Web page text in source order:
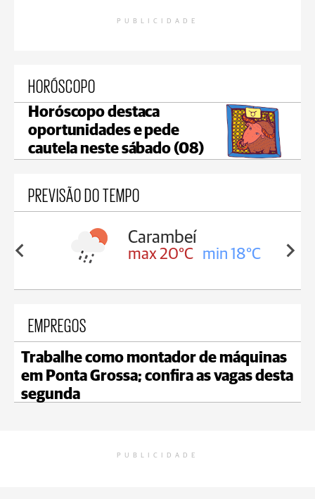
PUBLICIDADE
HORÓSCOPO
Horóscopo destaca
oportunidades e pede
cautela neste sábado (08)
PREVISÃO DO TEMPO
18°C
Carambeí
max 20°C min 18°C
EMPREGOS
Trabalhe como montador de máquinas
em Ponta Grossa; confira as vagas desta
segunda
PUBLICIDADE